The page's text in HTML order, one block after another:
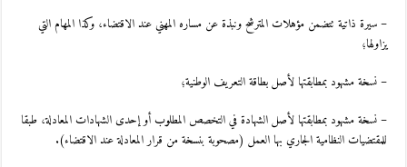
– سيرة ذاتية تتضمن مؤهلات المترشح ونبذة عن مساره المهني عند الاقتضاء، وكذا المهام التي
يزاولها؛
– نسخة مشهود بمطابقتها لأصل بطاقة التعريف الوطنية؛
– نسخة مشهود بمطابقتها لأصل الشهادة في التخصص المطلوب أو إحدى الشهادات المعادلة، طبقا
للمقتضيات النظامية الجاري بها العمل (مصحوبة بنسخة من قرار المعادلة عند الاقتضاء).